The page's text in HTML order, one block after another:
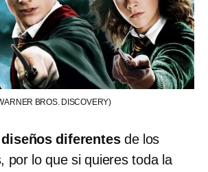
BROS. DISCOVERY)
diferentesde los
por lo que si quieres toda la